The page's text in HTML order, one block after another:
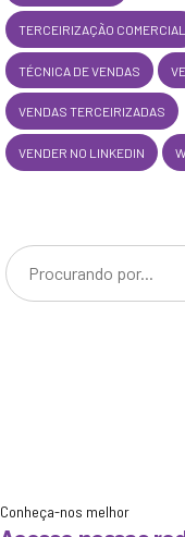
TERCEIRIZAÇÃO COMERCIAL
TÉCNICA DE VENDAS
VENDAS TERCEIRIZADAS
VENDER NO LINKEDIN
Conheça-nos melhor